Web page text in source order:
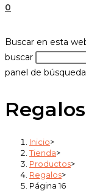
0
Buscar en esta
buscar
panel de
Regalos
Inicio>
Tienda>
Productos>
Regalos>
Página 16